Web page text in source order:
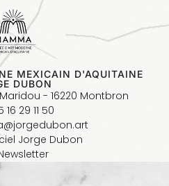
MEXICAIN D'AQUITAINE
DUBON
- 16220 Montbron
16 29 11 50
Jorge Dubon